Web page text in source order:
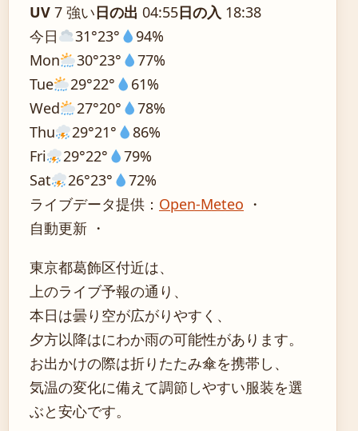
UV 7 強い日の出 04:55日の入 18:38
今日
31°23°
94%
Mon
30°23°
77%
Tue
29°22°
61%
Wed
27°20°
78%
Thu
29°21°
86%
Fri
29°22°
79%
Sat
26°23°
72%
ライブデータ提供： Open-Meteo ・
自動更新 ・
東京都葛飾区付近は、
上のライブ予報の通り、
本日は曇り空が広がりやすく、
夕方以降はにわか雨の可能性があります。
お出かけの際は折りたたみ傘を携帯し、
気温の変化に備えて調節しやすい服装を選
ぶと安心です。